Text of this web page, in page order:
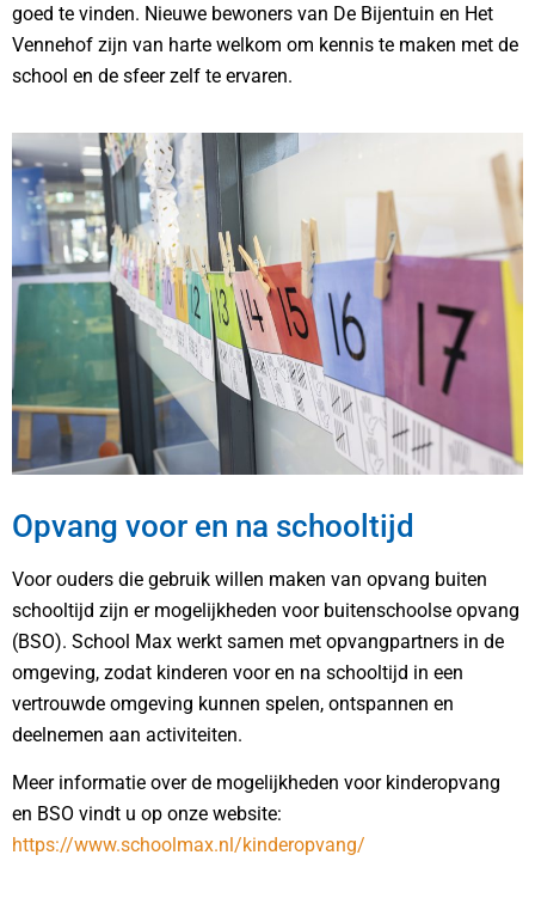
goed te vinden. Nieuwe bewoners van De Bijentuin en Het
Vennehof zijn van harte welkom om kennis te maken met de
school en de sfeer zelf te ervaren.
Opvang voor en na schooltijd
Voor ouders die gebruik willen maken van opvang buiten
schooltijd zijn er mogelijkheden voor buitenschoolse opvang
(BSO). School Max werkt samen met opvangpartners in de
omgeving, zodat kinderen voor en na schooltijd in een
vertrouwde omgeving kunnen spelen, ontspannen en
deelnemen aan activiteiten.
Meer informatie over de mogelijkheden voor kinderopvang
en BSO vindt u op onze website:
https://www.schoolmax.nl/kinderopvang/